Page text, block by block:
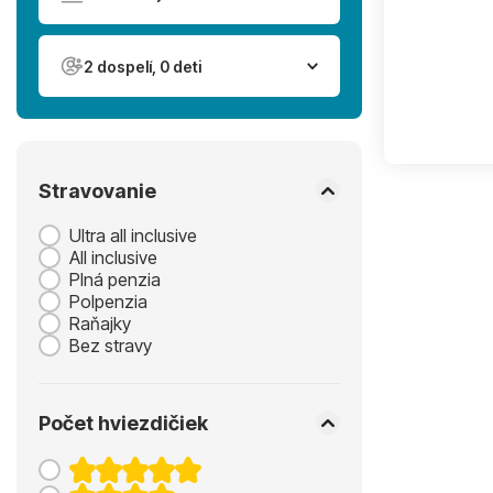
2 dospelí, 0 deti
Stravovanie
Ultra all inclusive
All inclusive
Plná penzia
Polpenzia
Raňajky
Bez stravy
Počet hviezdičiek